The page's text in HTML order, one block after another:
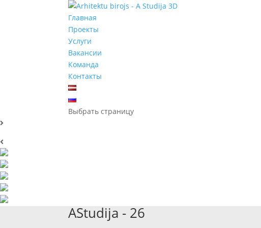
Главная
Проекты
Услуги
Вакансии
Команда
Контакты
Выбрать страницу
AStudija - 26